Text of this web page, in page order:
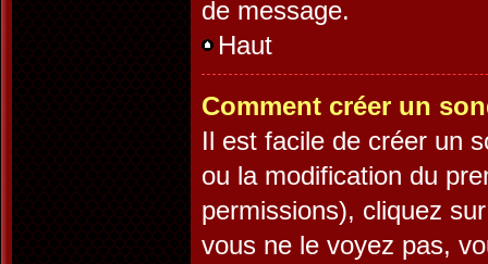
de message.
Haut
Comment créer un
Il est facile de créer un
ou la modification du
permissions), cliquez
vous ne le voyez pas,